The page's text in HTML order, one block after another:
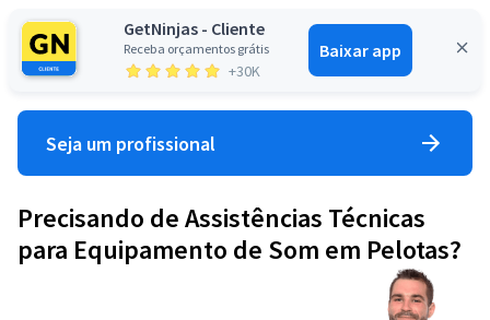
GetNinjas - Cliente
Receba orçamentos grátis
+30K
Baixar app
Entrar
Seja um profissional
Precisando de Assistências Técnicas
para Equipamento de Som em Pelotas?